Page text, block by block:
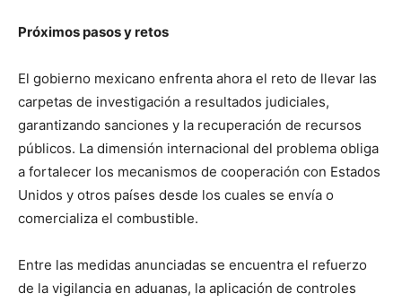
Próximos pasos y retos
El gobierno mexicano enfrenta ahora el reto de llevar las
carpetas de investigación a resultados judiciales,
garantizando sanciones y la recuperación de recursos
públicos. La dimensión internacional del problema obliga
a fortalecer los mecanismos de cooperación con Estados
Unidos y otros países desde los cuales se envía o
comercializa el combustible.
Entre las medidas anunciadas se encuentra el refuerzo
de la vigilancia en aduanas, la aplicación de controles